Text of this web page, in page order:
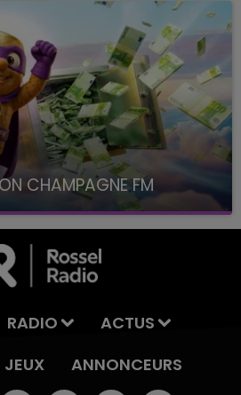
CHAMPAGNE FM
FM, à 8H10
RADIO
ACTUS
JEUX ANNONCEURS